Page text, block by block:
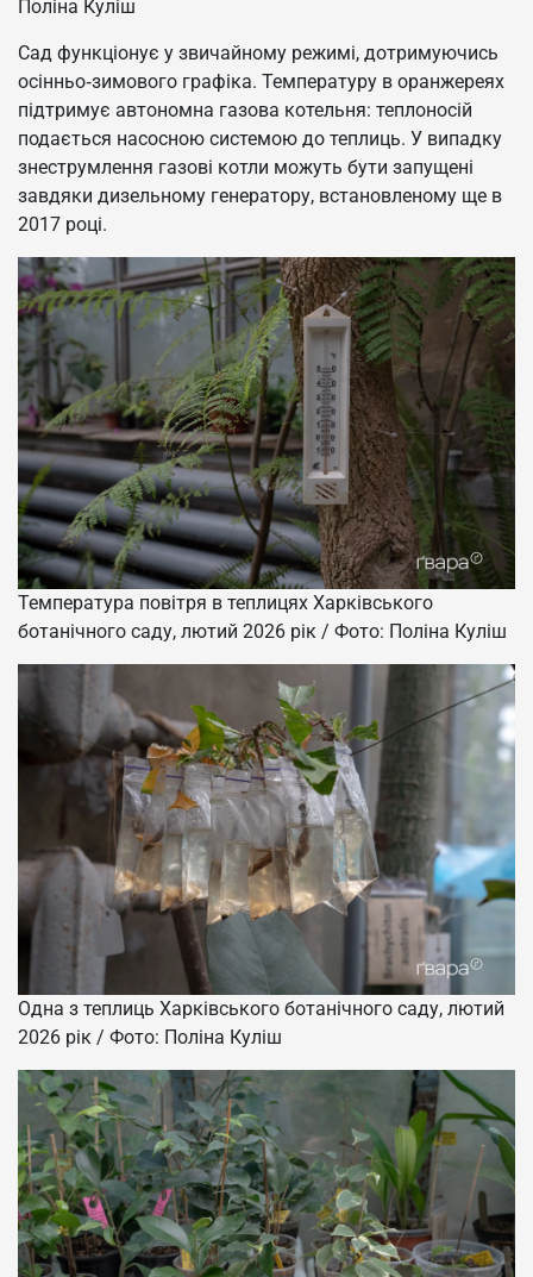
Поліна Куліш
Сад функціонує у звичайному режимі, дотримуючись
осінньо‑зимового графіка. Температуру в оранжереях
підтримує автономна газова котельня: теплоносій
подається насосною системою до теплиць. У випадку
знеструмлення газові котли можуть бути запущені
завдяки дизельному генератору, встановленому ще в
2017 році.
Температура повітря в теплицях Харківського
ботанічного саду, лютий 2026 рік / Фото: Поліна Куліш
Одна з теплиць Харківського ботанічного саду, лютий
2026 рік / Фото: Поліна Куліш